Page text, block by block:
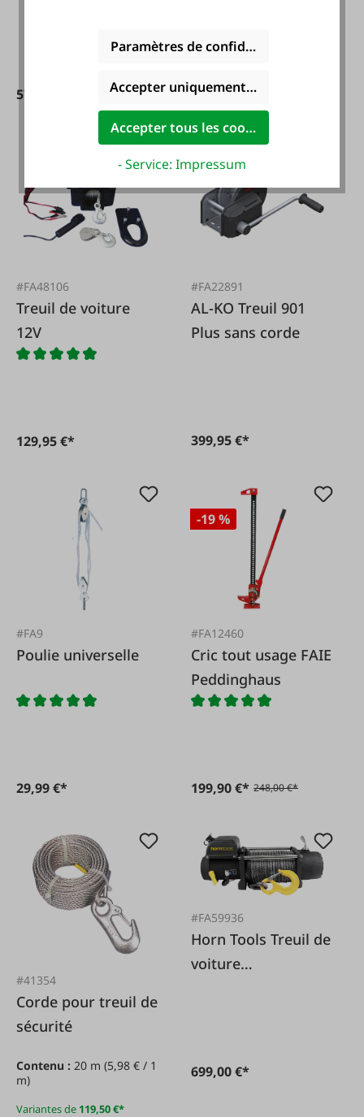
57,90 €* 59,90 €* 39,95 €*
#FA48106
Treuil de voiture
12V
129,95 €*
#FA22891
AL-KO Treuil 901
Plus sans corde
399,95 €*
#FA9
Poulie universelle
29,99 €*
-19 %
#FA12460
Cric tout usage FAIE
Peddinghaus
199,90 €* 248,00 €*
#41354
Corde pour treuil de
sécurité
Contenu : 20 m (5,98 € / 1
m)
Variantes de 119,50 €*
#FA59936
Horn Tools Treuil de
voiture
699,00 €*
Paramètres de confidentialité
Accepter uniquement les cookies
Accepter tous les cookies
- Service: Impressum